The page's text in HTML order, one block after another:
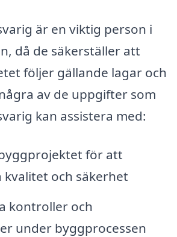
är en viktig person i
då de säkerställer att
följer gällande lagar och
av de uppgifter som
kan assistera med:
för att
kvalitet och säkerhet
kontroller och
under byggprocessen